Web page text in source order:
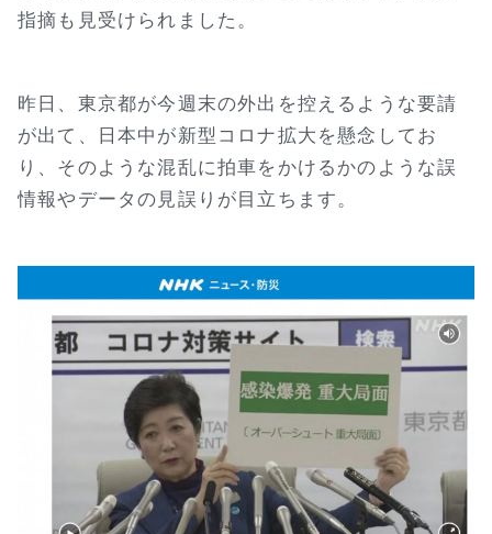
指摘も見受けられました。
昨日、東京都が今週末の外出を控えるような要請
が出て、日本中が新型コロナ拡大を懸念してお
り、そのような混乱に拍車をかけるかのような誤
情報やデータの見誤りが目立ちます。